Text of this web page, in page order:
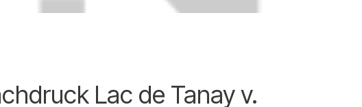
Lac de Tanay v.